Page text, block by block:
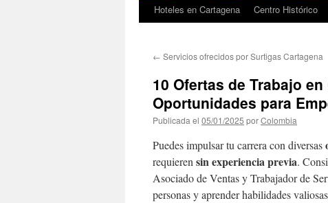
Hoteles en Cartagena Centro Histórico
← Servicios ofrecidos por Surtigas Cartagena
10 Ofertas de Trabajo
Oportunidades para
Publicada el 05/01/2025 porColombia
Puedes impulsar tu carrera con diversas
requieren sin experiencia previa.
Asociado de Ventas y Trabajador de
personas y aprender habilidades